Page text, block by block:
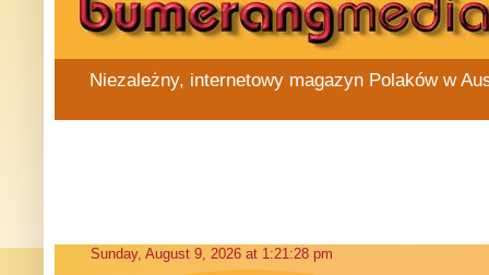
Niezależny, internetowy magazyn Polaków w